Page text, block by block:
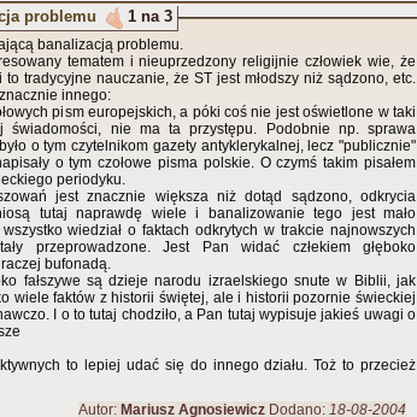
problemu 1 na 3
banalizacją problemu.
tematem i nieuprzedzony religijnie człowiek wie, że
tradycyjne nauczanie, że ST jest młodszy niż sądzono, etc.
innego:
pism europejskich, a póki coś nie jest oświetlone w taki
świadomości, nie ma ta przystępu. Podobnie np. sprawa
o tym czytelnikom gazety antyklerykalnej, lecz "publicznie"
o tym czołowe pisma polskie. O czymś takim pisałem
periodyku.
jest znacznie większa niż dotąd sądzono, odkrycia
tutaj naprawdę wiele i banalizowanie tego jest mało
wiedział o faktach odkrytych w trakcie najnowszych
przeprowadzone. Jest Pan widać człekiem głęboko
bufonadą.
fałszywe są dzieje narodu izraelskiego snute w Biblii, jak
wiele faktów z historii świętej, ale i historii pozornie świeckiej
I o to tutaj chodziło, a Pan tutaj wypisuje jakieś uwagi o
to lepiej udać się do innego działu. Toż to przecież
Autor: Mariusz Agnosiewicz Dodano: 18-08-2004